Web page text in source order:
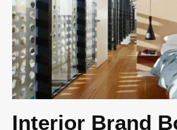
Interior Brand